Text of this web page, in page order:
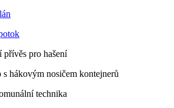
přívěs pro hašení
hákovým nosičem kontejnerů
technika